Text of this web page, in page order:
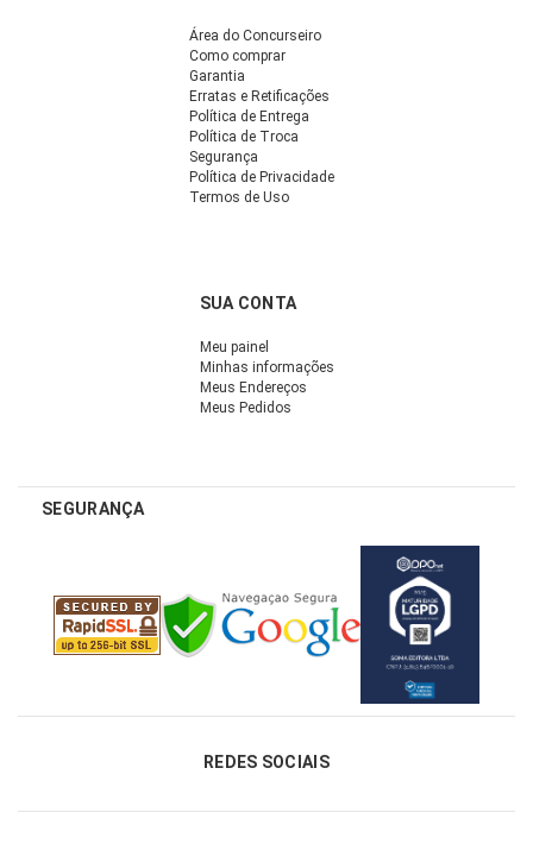
Área do Concurseiro
Como comprar
Garantia
Erratas e Retificações
Política de Entrega
Política de Troca
Segurança
Política de Privacidade
Termos de Uso
SUA CONTA
Meu painel
Minhas informações
Meus Endereços
Meus Pedidos
SEGURANÇA
REDES SOCIAIS